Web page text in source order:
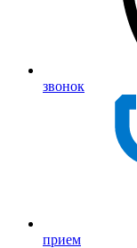
звонок
прием